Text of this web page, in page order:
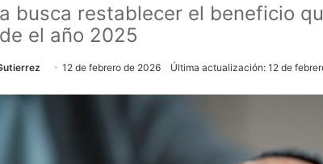
busca restablecer el beneficio
el año 2025
12 de febrero de 2026 Última actualización: 12 de